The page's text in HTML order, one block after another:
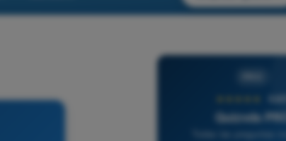
4,6/5
Quizvds PRO